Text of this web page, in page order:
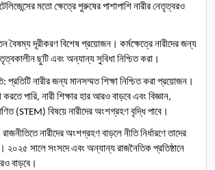
মতোক্ষেত্রেপুরুষেরপাশাপাশিনারীরনেতৃত্বরও
বৈষম্যদূরীকরণবিশেষপ্রয়োজন। কর্মক্ষেত্রেনারীদেরজন্য
ছুটিএবং অন্যান্যসুবিধানিশ্চিতকরা।
: প্রতিটিনারীরজন্যমানসম্মতশিক্ষানিশ্চিতকরাপ্রয়োজন।
করতেপারি, নারীশিক্ষারহারআরওবাড়বেএবং বিজ্ঞান
(STEM) বিষয়েনারীদেরঅংশগ্রহণবৃদ্ধিপাবে।
রাজনীতিতেনারীদেরঅংশগ্রহণবাড়লেনীতিনির্ধারণেতাদের
২০২৫ সালেসংসদেএবং অন্যান্যরাজনৈতিকপ্রতিষ্ঠানে
বাড়বে।